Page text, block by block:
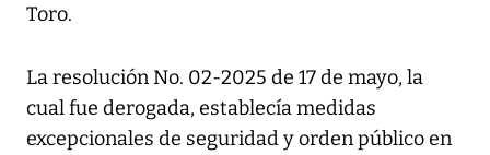
Toro.
La resolución No. 02-2025 de 17 de mayo, la
cual fue derogada, establecía medidas
excepcionales de seguridad y orden público en